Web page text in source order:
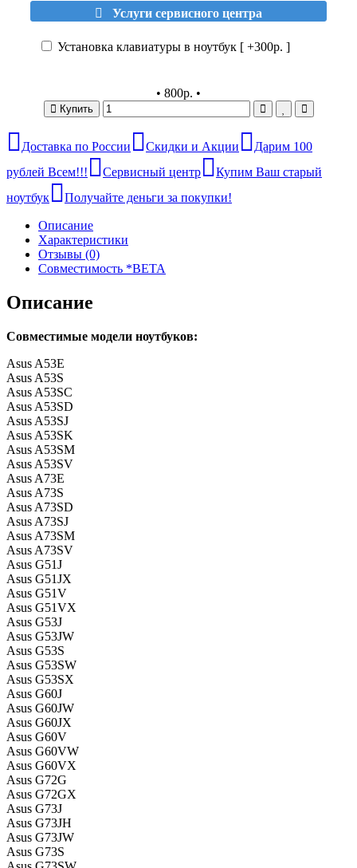
Услуги сервисного центра
Установка клавиатуры в ноутбук [ +300р. ]
• 800р. •
Купить
Доставка по России Скидки и Акции
Дарим 100
рублей Всем!!!
Сервисный центр
Купим Ваш старый
ноутбук
Получайте деньги за покупки!
Описание
Характеристики
Отзывы (0)
Совместимость *BETA
Описание
Совместимые модели ноутбуков:
Asus A53E
Asus A53S
Asus A53SC
Asus A53SD
Asus A53SJ
Asus A53SK
Asus A53SM
Asus A53SV
Asus A73E
Asus A73S
Asus A73SD
Asus A73SJ
Asus A73SM
Asus A73SV
Asus G51J
Asus G51JX
Asus G51V
Asus G51VX
Asus G53J
Asus G53JW
Asus G53S
Asus G53SW
Asus G53SX
Asus G60J
Asus G60JW
Asus G60JX
Asus G60V
Asus G60VW
Asus G60VX
Asus G72G
Asus G72GX
Asus G73J
Asus G73JH
Asus G73JW
Asus G73S